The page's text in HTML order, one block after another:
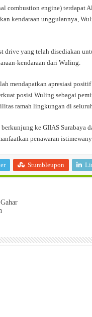
combustion engine) terdapat
kendaraan unggulannya,
drive yang telah disediakan
kendaraan dari Wuling.
mendapatkan apresiasi
posisi Wuling sebagai
ramah lingkungan di
ke GIIAS Surabaya
penawaran
Stumbleupon